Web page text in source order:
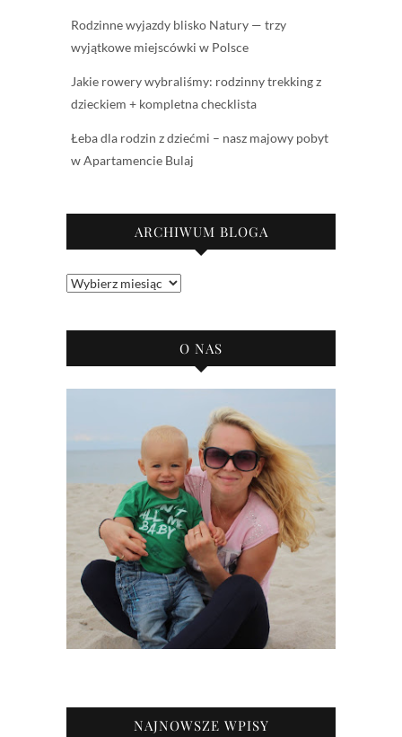
Rodzinne wyjazdy blisko Natury — trzy
wyjątkowe miejscówki w Polsce
Jakie rowery wybraliśmy: rodzinny trekking z
dzieckiem + kompletna checklista
Łeba dla rodzin z dziećmi – nasz majowy pobyt
w Apartamencie Bulaj
ARCHIWUM BLOGA
Archiwum
O NAS
NAJNOWSZE WPISY